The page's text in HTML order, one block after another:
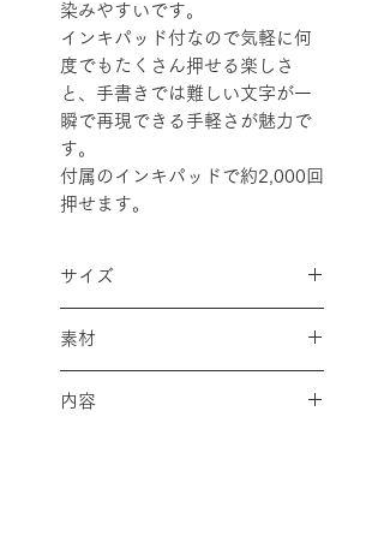
染みやすいです。
インキパッド付なので気軽に何
度でもたくさん押せる楽しさ
と、手書きでは難しい文字が一
瞬で再現できる手軽さが魅力で
す。
付属のインキパッドで約2,000回
押せます。
サイズ
H160×W88×D27mm
本体／H76×W44×D26mm
素材
ート+バネ鋼材製
内容